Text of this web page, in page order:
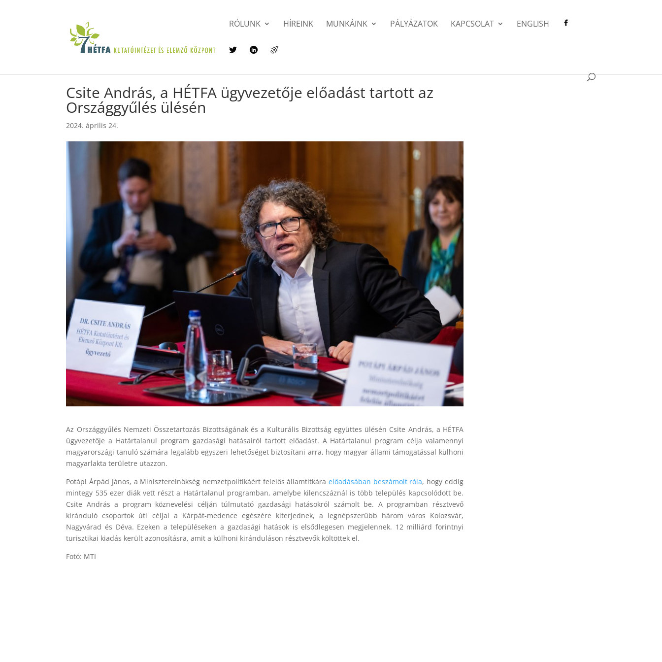
RÓLUNK HÍREINK MUNKÁINK PÁLYÁZATOK KAPCSOLAT ENGLISH
Csite András, a HÉTFA ügyvezetője előadást tartott az
Országgyűlés ülésén
2024. április 24.
Az Országgyűlés Nemzeti Összetartozás Bizottságának és a Kulturális Bizottság együttes ülésén Csite András, a HÉTFA
ügyvezetője a Határtalanul program gazdasági hatásairól tartott előadást. A Határtalanul program célja valamennyi
magyarországi tanuló számára legalább egyszeri lehetőséget biztosítani arra, hogy magyar állami támogatással külhoni
magyarlakta területre utazzon.
Potápi Árpád János, a Miniszterelnökség nemzetpolitikáért felelős államtitkára előadásában beszámolt róla, hogy eddig
mintegy 535 ezer diák vett részt a Határtalanul programban, amelybe kilencszáznál is több település kapcsolódott be.
Csite András a program köznevelési célján túlmutató gazdasági hatásokról számolt be. A programban résztvevő
kiránduló csoportok úti céljai a Kárpát-medence egészére kiterjednek, a legnépszerűbb három város Kolozsvár,
Nagyvárad és Déva. Ezeken a településeken a gazdasági hatások is elsődlegesen megjelennek. 12 milliárd forintnyi
turisztikai kiadás került azonosításra, amit a külhoni kiránduláson résztvevők költöttek el.
Fotó: MTI